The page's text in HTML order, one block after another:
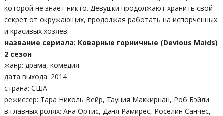
которой не знает никто. Девушки продолжают хранить свой
секрет от окружающих, продолжая работать на испорченных
и красивых хозяев.
название сериала: Коварные горничные (Devious Maids)
2 сезон
жанр: драма, комедия
дата выхода: 2014
страна: США
режиссер: Тара Николь Вейр, Тауния Маккирнан, Роб Бэйли
в главных ролях: Ана Ортис, Даня Рамирес, Роселин Санчес,